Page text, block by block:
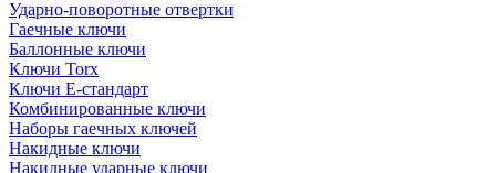
Ударно-поворотные отвертки
Гаечные ключи
Баллонные ключи
Ключи Torx
Ключи Е-стандарт
Комбинированные ключи
Наборы гаечных ключей
Накидные ключи
Накидные ударные ключи